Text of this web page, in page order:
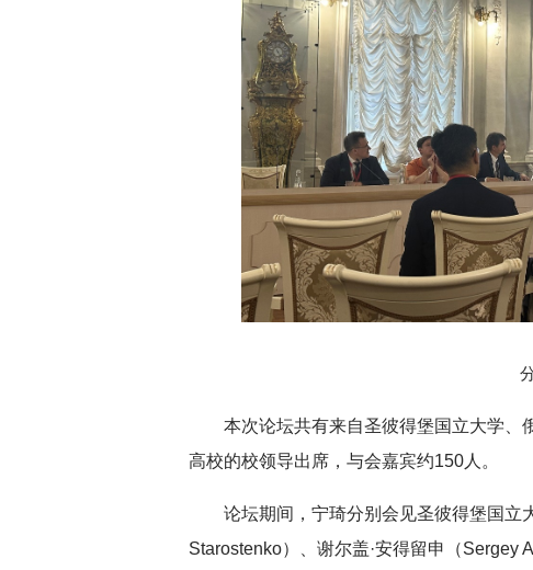
本次论坛共有来自圣彼得堡国立大学、
高校的校领导出席，与会嘉宾约150人。
论坛期间，宁琦分别会见圣彼得堡国立
Starostenko）、谢尔盖·安得留申（Sergey